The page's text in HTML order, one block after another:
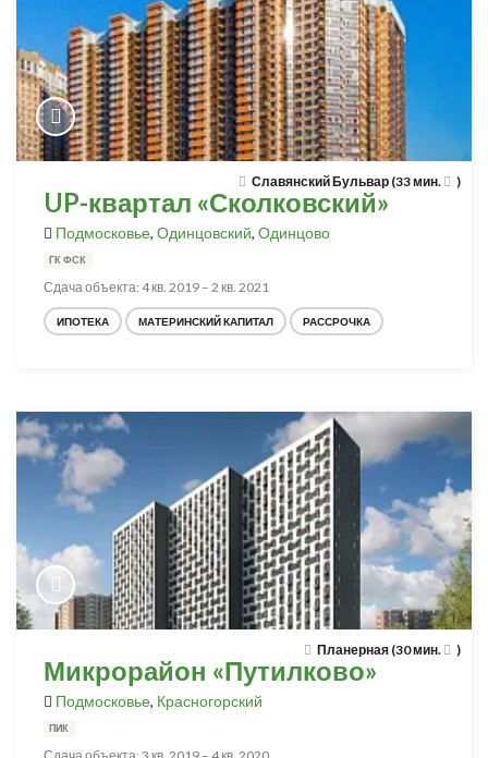
Славянский Бульвар (33 мин. )
UP-квартал «Сколковский»
Подмосковье, Одинцовский, Одинцово
ГК ФСК
Сдача объекта: 4 кв. 2019 – 2 кв. 2021
ИПОТЕКА МАТЕРИНСКИЙ КАПИТАЛ РАССРОЧКА
Планерная (30 мин. )
Микрорайон «Путилково»
Подмосковье, Красногорский
ПИК